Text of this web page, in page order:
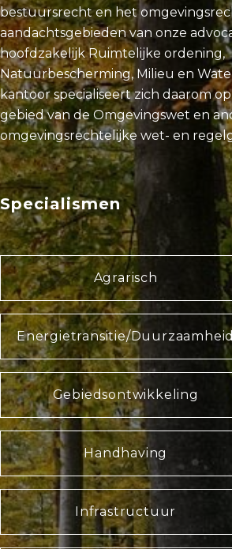
bestuursrecht en het
aandachtsgebieden van onze
hoofdzakelijk Ruimtelijke ordening,
Natuurbescherming, Milieu en
kantoor specialiseert zich daarom
gebied van de Omgevingswet en
omgevingsrechtelijke wet- en
Specialismen
Agrarisch
Energietransitie/
Gebiedsontwikkeling
Handhaving
Infrastructuur